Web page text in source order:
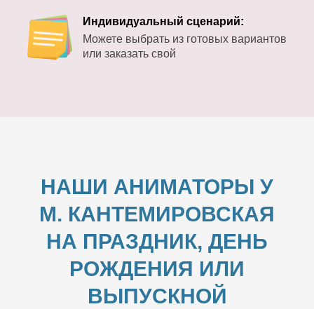
Индивидуальный сценарий:
Можете выбрать из готовых вариантов
или заказать свой
НАШИ АНИМАТОРЫ У
М. КАНТЕМИРОВСКАЯ
НА ПРАЗДНИК, ДЕНЬ
РОЖДЕНИЯ ИЛИ
ВЫПУСКНОЙ